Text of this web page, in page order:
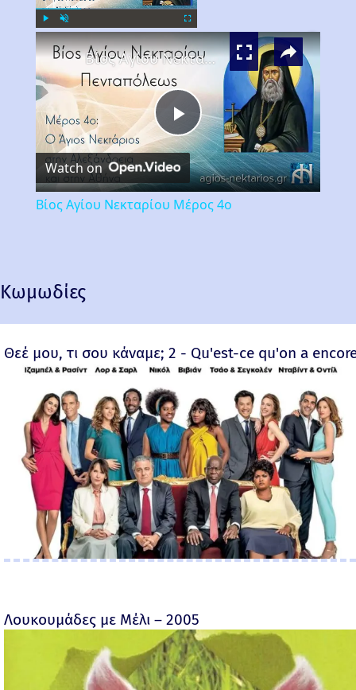
×
Play
Video
Βίος Αγίου Νεκταρίου Μέρος 4ο
Watch on
Βίος Αγίου Νεκταρίου Μέρος 4ο
Κωμωδίες
Θεέ μου, τι σου κάναμε; 2 - Qu'est-ce qu'on a
Λουκουμάδες με Μέλι – 2005